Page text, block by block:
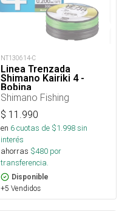
NT130614-C
Linea Trenzada
Shimano Kairiki 4 -
Bobina
Shimano Fishing
$ 11.990
en 6cuotas de $1.998sin
interés
ahorras $480 por
transferencia.
Disponible
+5 Vendidos